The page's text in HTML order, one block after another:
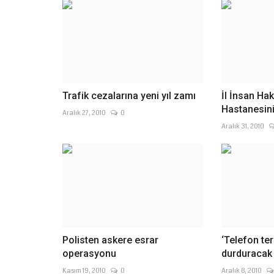
Trafik cezalarına yeni yıl zamı
Aralık 27, 2010 0
İl İnsan
Aralık 31, 2010
Polisten askere esrar
operasyonu
Kasım 19, 2010 0
‘Telefon
durduracak
Aralık 8, 2010